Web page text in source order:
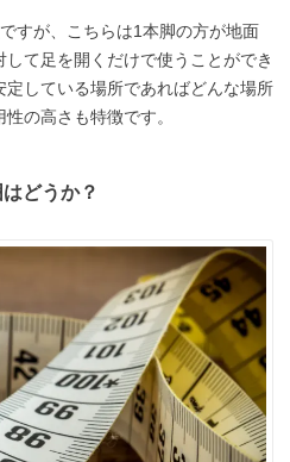
すが、こちらは1本脚の方が地面
て足を開くだけで使うことができ
している場所であればどんな場所
の高さも特徴です。
どうか？